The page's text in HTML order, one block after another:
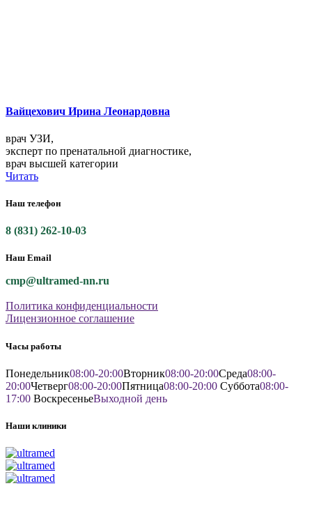
Вайцехович Ирина Леонардовна
врач УЗИ,
эксперт по пренатальной диагностике,
врач высшей категории
Читать
Наш телефон
8 (831) 262-10-03
Наш Email
cmp@ultramed-nn.ru
Политика конфиденциальности
Лицензионное соглашение
Часы работы
Понедельник08:00-20:00Вторник08:00-20:00Среда08:00-
20:00Четверг08:00-20:00Пятница08:00-20:00 Суббота08:00-
17:00 ВоскресеньеВыходной день
Наши клиники